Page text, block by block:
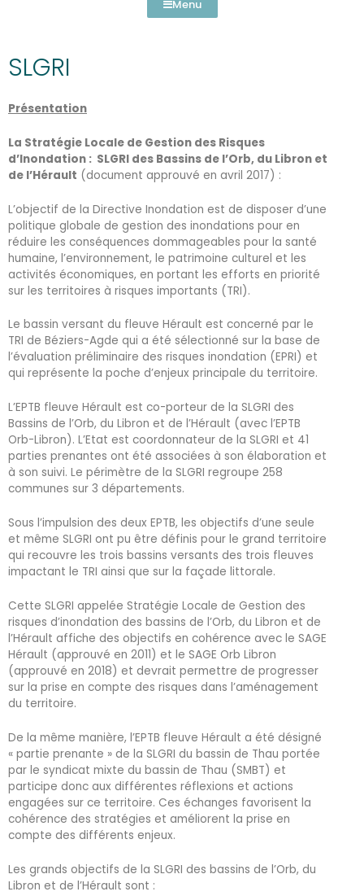
Menu
SLGRI
Présentation
La Stratégie Locale de Gestion des Risques
d’Inondation : SLGRI des Bassins de l’Orb, du Libron et
de l’Hérault (document approuvé en avril 2017) :
L’objectif de la Directive Inondation est de disposer d’une
politique globale de gestion des inondations pour en
réduire les conséquences dommageables pour la santé
humaine, l’environnement, le patrimoine culturel et les
activités économiques, en portant les efforts en priorité
sur les territoires à risques importants (TRI).
Le bassin versant du fleuve Hérault est concerné par le
TRI de Béziers-Agde qui a été sélectionné sur la base de
l’évaluation préliminaire des risques inondation (EPRI) et
qui représente la poche d’enjeux principale du territoire.
L’EPTB fleuve Hérault est co-porteur de la SLGRI des
Bassins de l’Orb, du Libron et de l’Hérault (avec l’EPTB
Orb-Libron). L’Etat est coordonnateur de la SLGRI et 41
parties prenantes ont été associées à son élaboration et
à son suivi. Le périmètre de la SLGRI regroupe 258
communes sur 3 départements.
Sous l’impulsion des deux EPTB, les objectifs d’une seule
et même SLGRI ont pu être définis pour le grand territoire
qui recouvre les trois bassins versants des trois fleuves
impactant le TRI ainsi que sur la façade littorale.
Cette SLGRI appelée Stratégie Locale de Gestion des
risques d’inondation des bassins de l’Orb, du Libron et de
l’Hérault affiche des objectifs en cohérence avec le SAGE
Hérault (approuvé en 2011) et le SAGE Orb Libron
(approuvé en 2018) et devrait permettre de progresser
sur la prise en compte des risques dans l’aménagement
du territoire.
De la même manière, l’EPTB fleuve Hérault a été désigné
« partie prenante » de la SLGRI du bassin de Thau portée
par le syndicat mixte du bassin de Thau (SMBT) et
participe donc aux différentes réflexions et actions
engagées sur ce territoire. Ces échanges favorisent la
cohérence des stratégies et améliorent la prise en
compte des différents enjeux.
Les grands objectifs de la SLGRI des bassins de l’Orb, du
Libron et de l’Hérault sont :